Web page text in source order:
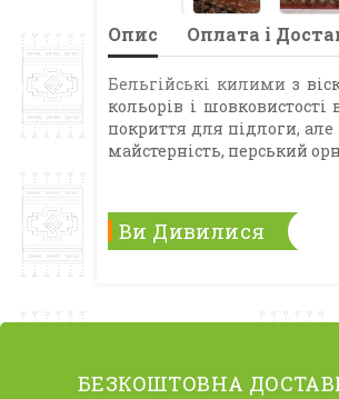
Опис Оплата і
Бельгійські килими з
кольорів і
покриття для підлоги,
майстерність, перський
Ви Дивилися
БЕЗКОШТОВНА